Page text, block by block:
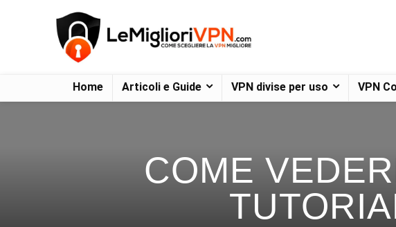
Home Articoli e Guide VPN divise per uso VPN
COME